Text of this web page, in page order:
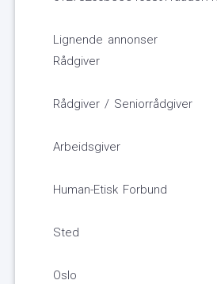
Lignende annonser
Rådgiver
Rådgiver / Seniorrådgiver
Arbeidsgiver
Human-Etisk Forbund
Sted
Oslo